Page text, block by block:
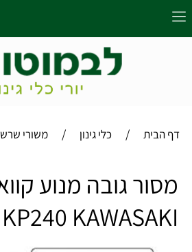
דף הבית / כלי גינון / משורי
מסור גובה מנוע
KAWASAKI